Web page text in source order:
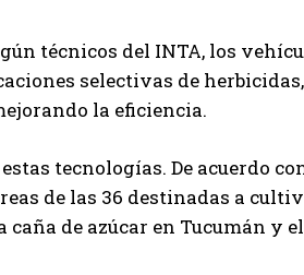
técnicos del INTA, los
selectivas de herbicidas,
la eficiencia.
tecnologías. De acuerdo
de las 36 destinadas a
de azúcar en Tucumán y